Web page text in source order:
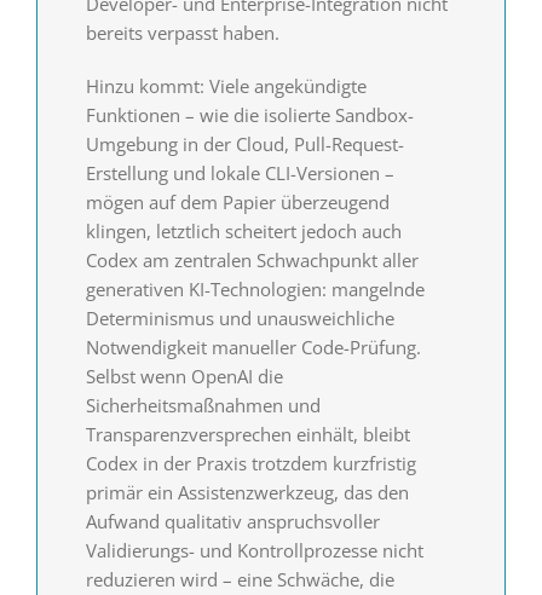
bereits verpasst haben.
Hinzu kommt: Viele angekündigte
Funktionen – wie die isolierte Sandbox-
Umgebung in der Cloud, Pull-Request-
Erstellung und lokale CLI-Versionen –
mögen auf dem Papier überzeugend
klingen, letztlich scheitert jedoch auch
Codex am zentralen Schwachpunkt aller
generativen KI-Technologien: mangelnde
Determinismus und unausweichliche
Notwendigkeit manueller Code-Prüfung.
Selbst wenn OpenAI die
Sicherheitsmaßnahmen und
Transparenzversprechen einhält, bleibt
Codex in der Praxis trotzdem kurzfristig
primär ein Assistenzwerkzeug, das den
Aufwand qualitativ anspruchsvoller
Validierungs- und Kontrollprozesse nicht
reduzieren wird – eine Schwäche, die